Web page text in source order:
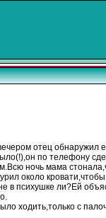
отец обнаружил
(!),он по телефону
ночь мама
около
в психушке ли?Ей
ходить,только с